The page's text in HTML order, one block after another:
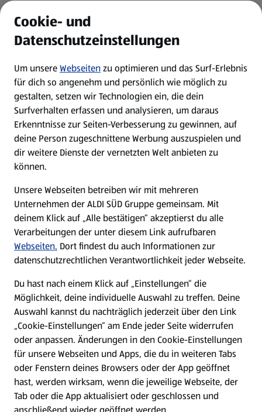
Newsletter
WhatsApp
Über ALDI SÜD
Filialen
Nachhaltigkeit
Karriere
Presse
Hilfe & Kontakt
(öffnet in einem neuen Tab)
Unternehmen
Folge uns hier:
Cookie- und
Datenschutzeinstellungen
Um unsereWebseitenzu optimieren und das Surf-Erlebnis
für dich so angenehm und persönlich wie möglich zu
gestalten, setzen wir Technologien ein, die dein
Surfverhalten erfassen und analysieren, um daraus
Erkenntnisse zur Seiten-Verbesserung zu gewinnen, auf
deine Person zugeschnittene Werbung auszuspielen und
dir weitere Dienste der vernetzten Welt anbieten zu
können.
Unsere Webseiten betreiben wir mit mehreren
Unternehmen der ALDI SÜD Gruppe gemeinsam. Mit
deinem Klick auf „Alle bestätigen“ akzeptierst du alle
Verarbeitungen der unter diesem Link aufrufbaren
Webseiten. Dort findest du auch Informationen zur
datenschutzrechtlichen Verantwortlichkeit jeder Webseite.
Du hast nach einem Klick auf „Einstellungen“ die
Möglichkeit, deine individuelle Auswahl zu treffen. Deine
Auswahl kannst du nachträglich jederzeit über den Link
„Cookie-Einstellungen“ am Ende jeder Seite widerrufen
oder anpassen. Änderungen in den Cookie-Einstellungen
für unsere Webseiten und Apps, die du in weiteren Tabs
oder Fenstern deines Browsers oder der App geöffnet
hast, werden wirksam, wenn die jeweilige Webseite, der
Tab oder die App aktualisiert oder geschlossen und